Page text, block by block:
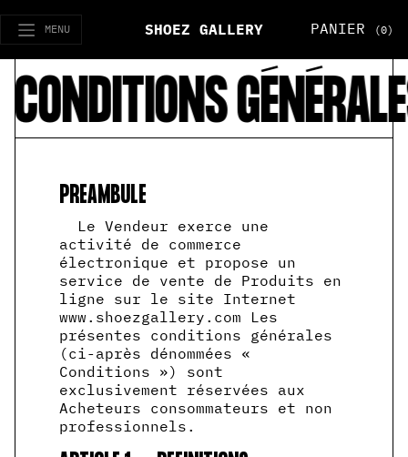
MENU SHOEZ GALLERY PANIER (0)
GÉNÉRALES DE
PREAMBULE
Le Vendeur exerce une
activité de commerce
électronique et propose un
service de vente de Produits en
ligne sur le site Internet
www.shoezgallery.com Les
présentes conditions générales
(ci-après dénommées «
Conditions ») sont
exclusivement réservées aux
Acheteurs consommateurs et non
professionnels.